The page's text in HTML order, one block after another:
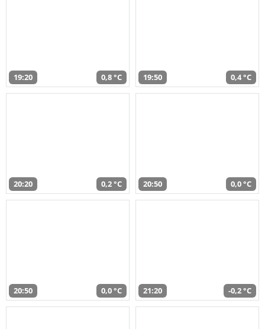
19:20 0,8 °C 19:50 0,4 °C
20:20 0,2 °C 20:50 0,0 °C
20:50 0,0 °C 21:20 -0,2 °C